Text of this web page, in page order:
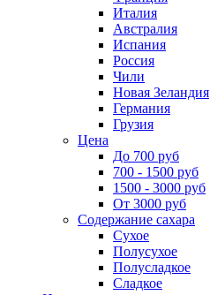
Италия
Австралия
Испания
Россия
Чили
Новая Зеландия
Германия
Грузия
Цена
До 700 руб
700 - 1500 руб
1500 - 3000 руб
От 3000 руб
Содержание сахара
Сухое
Полусухое
Полусладкое
Сладкое